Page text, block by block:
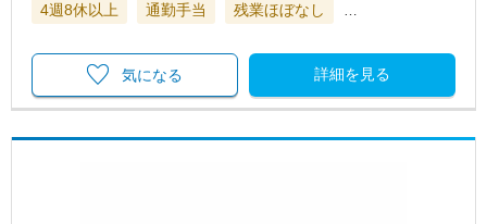
4週8休以上
通勤手当 残業ほぼなし …
詳細を見る
気になる